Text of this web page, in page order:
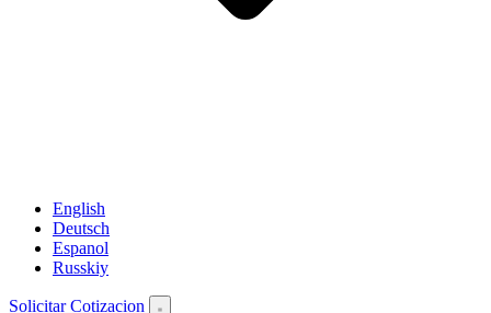
English
Deutsch
Espanol
Russkiy
Solicitar Cotizacion